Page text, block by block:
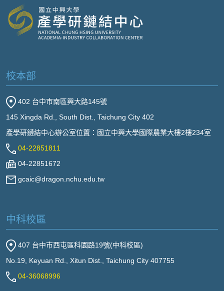
校本部
402 台中市南區興大路145號
145 Xingda Rd., South Dist., Taichung City 402
產學研鏈結中心辦公室位置：國立中興大學國際農業大樓2樓234室
04-22851811
04-22851672
gcaic@dragon.nchu.edu.tw
中科校區
407 台中市西屯區科園路19號(中科校區)
No.19, Keyuan Rd., Xitun Dist., Taichung City 407755
04-36068996